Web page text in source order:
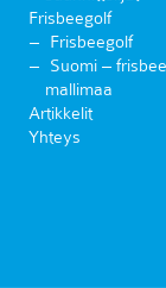
Frisbeegolf
Frisbeegolf
Suomi –
mallimaa
Artikkelit
Yhteys